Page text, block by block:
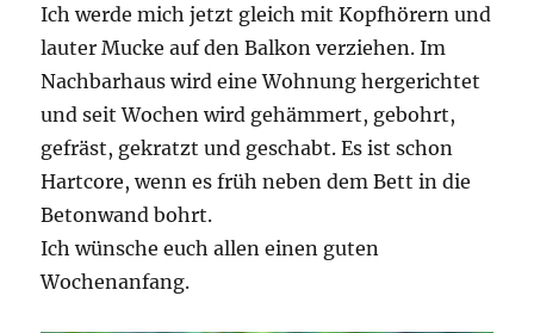
Ich werde mich jetzt gleich mit Kopfhörern und
lauter Mucke auf den Balkon verziehen. Im
Nachbarhaus wird eine Wohnung hergerichtet
und seit Wochen wird gehämmert, gebohrt,
gefräst, gekratzt und geschabt. Es ist schon
Hartcore, wenn es früh neben dem Bett in die
Betonwand bohrt.
Ich wünsche euch allen einen guten
Wochenanfang.